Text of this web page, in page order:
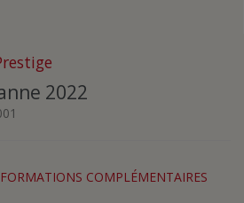
2022
COMPLÉMENTAIRES